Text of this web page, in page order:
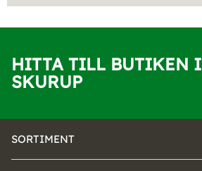
HITTA TILL BUTIKEN I
SKURUP
SORTIMENT